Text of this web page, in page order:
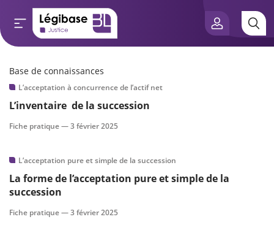
connaissances
vue de l’expert
Base de connaissances
L’acceptation à concurrence de l’actif net
L’inventaire de la succession
Fiche pratique —3 février 2025
L’acceptation pure et simple de la succession
La forme de l’acceptation pure et simple de la
succession
Fiche pratique —3 février 2025